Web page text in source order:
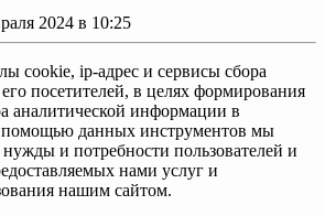
2024 в 10:25
cookie, ip-адрес и сервисы сбора
посетителей, в целях формирования
аналитической информации в
данных инструментов мы
и потребности пользователей и
нами услуг и
нашим сайтом.